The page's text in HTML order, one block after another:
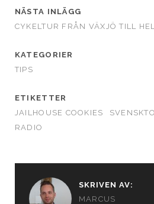
NÄSTA INLÄGG
CYKELTUR FRÅN VÄXJÖ TILL
KATEGORIER
TIPS
ETIKETTER
JAILHOUSE COOKIES
RADIO
SKRIVEN AV:
MARCUS